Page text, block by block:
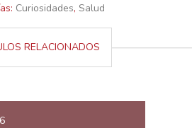
Curiosidades, Salud
RELACIONADOS